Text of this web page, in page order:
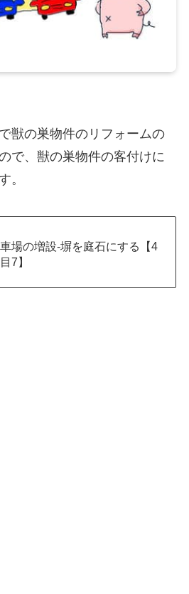
獣の巣物件のリフォームの
で、獣の巣物件の客付けに
。
場の増設-塀を庭石にする【4
7】